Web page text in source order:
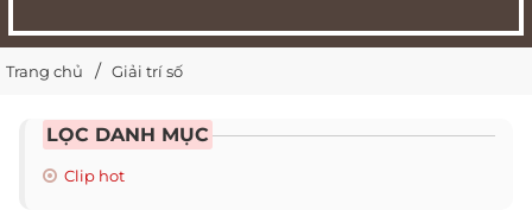
Trang chủ Giải trí số
LỌC DANH MỤC
Clip hot